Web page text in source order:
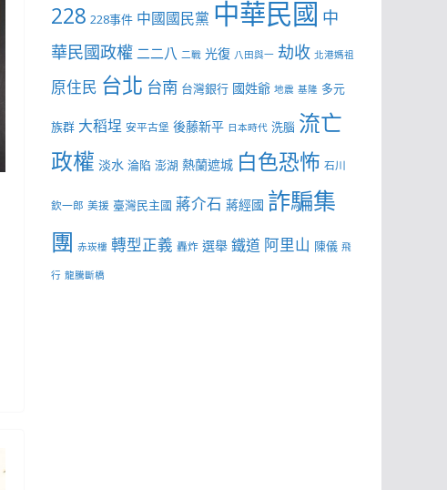
228 228事件 中國國民黨 中華民國 中
華民國政權 二二八 二戰 光復 八田與一 劫收 北港媽祖
原住民 台北 台南 台灣銀行 國姓爺 地震 基隆 多元
族群 大稻埕 安平古堡 後藤新平 日本時代 洗腦 流亡
政權 淡水 淪陷 澎湖 熱蘭遮城 白色恐怖 石川
欽一郎 美援 臺灣民主國 蔣介石 蔣經國 詐騙集
團 赤崁樓 轉型正義 轟炸 選舉 鐵道 阿里山 陳儀 飛
行 龍騰斷橋